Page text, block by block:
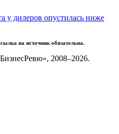
у дилеров опустилась ниже
на источник обязательна.
2008–2026.